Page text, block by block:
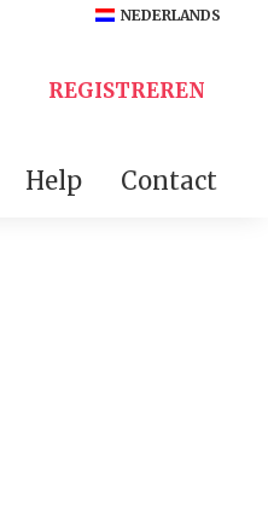
NEDERLANDS
REGISTREREN
Help Contact